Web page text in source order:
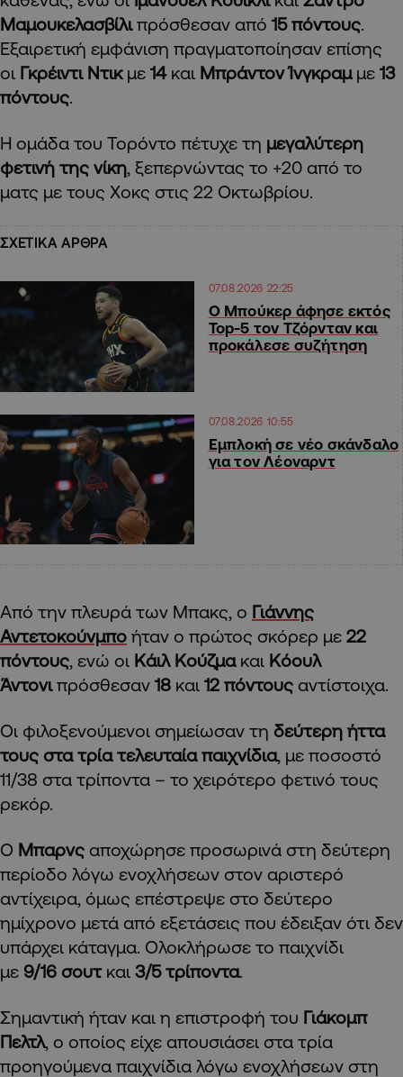
Μαμουκελασβίλιπρόσθεσαν από 15 πόντους.
Εξαιρετική εμφάνιση πραγματοποίησαν επίσης
οι Γκρέιντι Ντικμε 14και Μπράντον Ίνγκραμμε 13
πόντους.
Η ομάδα του Τορόντο πέτυχε τη μεγαλύτερη
φετινή της νίκη, ξεπερνώντας το +20 από το
ματς με τους Χοκς στις 22 Οκτωβρίου.
ΣΧΕΤΙΚΑ ΑΡΘΡΑ
07.08.2026 22:25
Ο Μπούκερ άφησε εκτός
Top-5 τον Τζόρνταν και
προκάλεσε συζήτηση
07.08.2026 10:55
Εμπλοκή σε νέο σκάνδαλο
για τον Λέοναρντ
Από την πλευρά των Μπακς, ο Γιάννης
Αντετοκούνμπο ήταν ο πρώτος σκόρερ με 22
πόντους, ενώ οι Κάιλ Κούζμακαι Κόουλ
Άντονιπρόσθεσαν 18 και 12 πόντους αντίστοιχα.
Οι φιλοξενούμενοι σημείωσαν τη δεύτερη ήττα
τους στα τρία τελευταία παιχνίδια, με ποσοστό
11/38 στα τρίποντα – το χειρότερο φετινό τους
ρεκόρ.
Ο Μπαρνς αποχώρησε προσωρινά στη δεύτερη
περίοδο λόγω ενοχλήσεων στον αριστερό
αντίχειρα, όμως επέστρεψε στο δεύτερο
ημίχρονο μετά από εξετάσεις που έδειξαν ότι δεν
υπάρχει κάταγμα. Ολοκλήρωσε το παιχνίδι
με 9/16 σουτκαι 3/5 τρίποντα.
Σημαντική ήταν και η επιστροφή του Γιάκομπ
Πελτλ, ο οποίος είχε απουσιάσει στα τρία
προηγούμενα παιχνίδια λόγω ενοχλήσεων στη